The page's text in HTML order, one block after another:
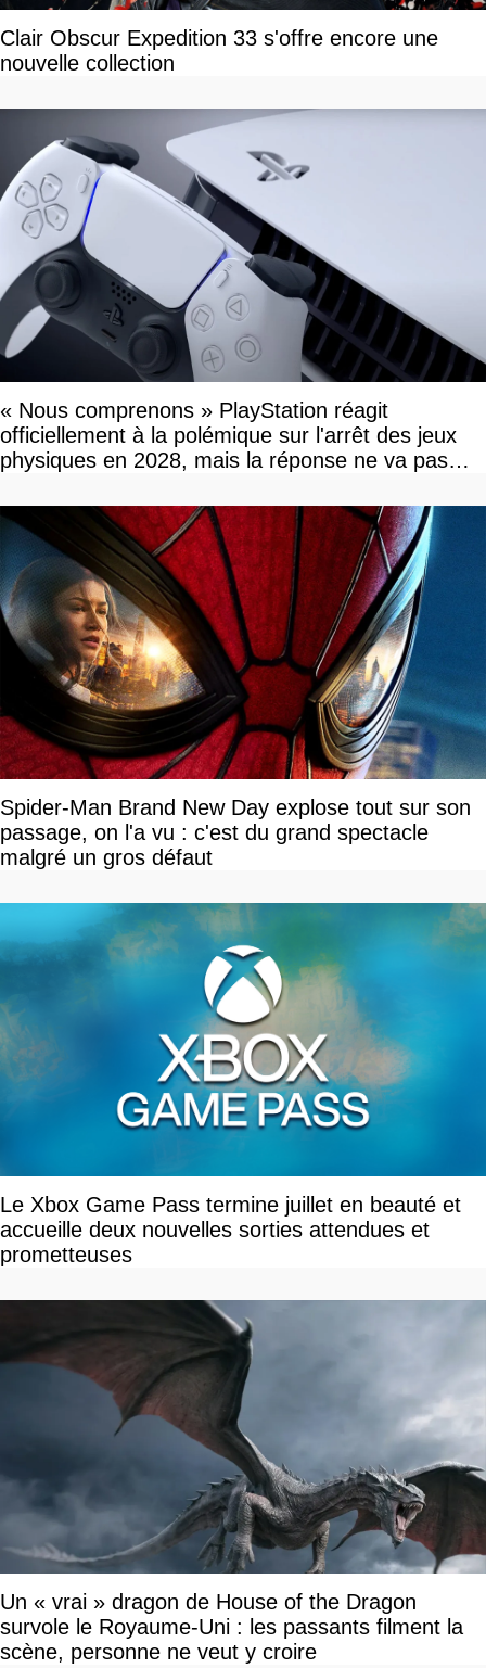
Clair Obscur Expedition 33 s'offre encore une
nouvelle collection
« Nous comprenons » PlayStation réagit
officiellement à la polémique sur l'arrêt des jeux
physiques en 2028, mais la réponse ne va pas
Spider-Man Brand New Day explose tout sur son
passage, on l'a vu : c'est du grand spectacle
malgré un gros défaut
Le Xbox Game Pass termine juillet en beauté et
accueille deux nouvelles sorties attendues et
prometteuses
Un « vrai » dragon de House of the Dragon
survole le Royaume-Uni : les passants filment la
scène, personne ne veut y croire